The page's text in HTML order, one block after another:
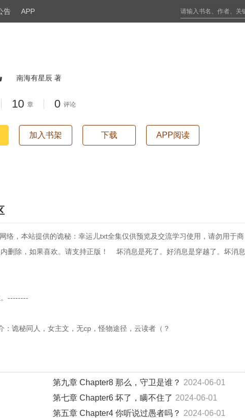
告 APP
南海有星辰 著
10 章 0 评论
加入书架 下载 APP阅读
络，本站提供的诡秘：幸运儿txt全集仅供预览及交流学习使用，请勿用于商
除，如果喜欢。请支持正版！    坏消息是死了。好消息是穿越了。坏消息
--------
诡秘同人，女主文，无cp，怪物途径，云读者（？
第九章 Chapter8 那么，守卫是谁？ 2024-06-01
第七章 Chapter6 坏了，瞒不住了 2024-06-01
第五章 Chapter4 你听说过愚者吗？ 2024-06-01